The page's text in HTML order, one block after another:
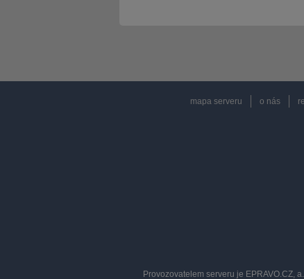
mapa serveru o nás
Provozovatelem serveru je EPRAVO.CZ,